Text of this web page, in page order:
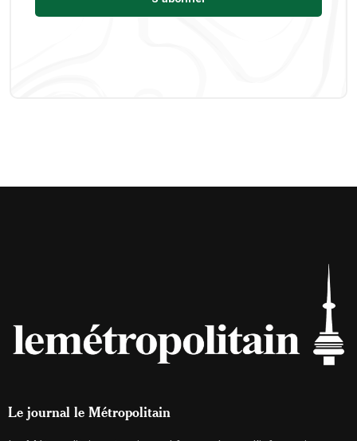
Le journal le Métropolitain